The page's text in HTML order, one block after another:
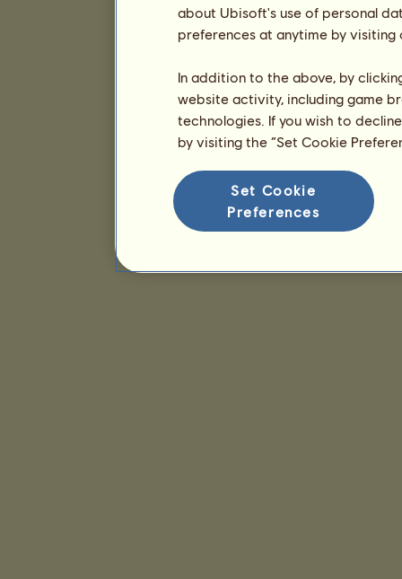
about Ubisoft's use of personal
preferences at anytime by
In addition to the above, by
website activity, including game
technologies. If you wish to
by visiting the “Set Cookie
Set Cookie
Preferences